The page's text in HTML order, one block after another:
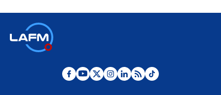
Posesión de Abelardo De La Espriella